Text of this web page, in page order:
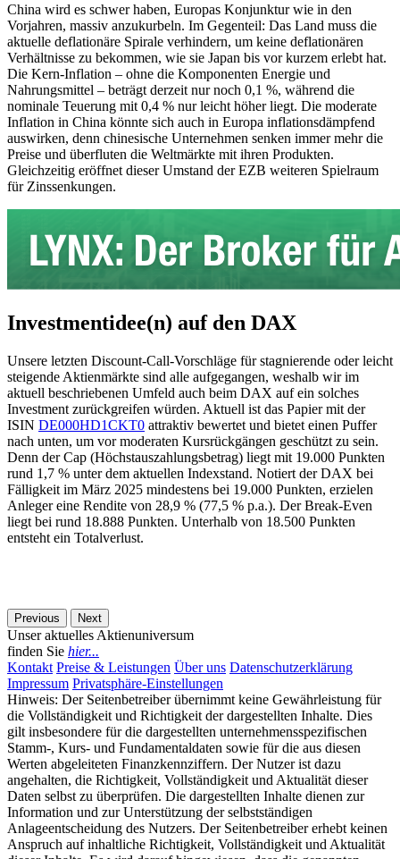
China wird es schwer haben, Europas Konjunktur wie in den
Vorjahren, massiv anzukurbeln. Im Gegenteil: Das Land muss die
aktuelle deflationäre Spirale verhindern, um keine deflationären
Verhältnisse zu bekommen, wie sie Japan bis vor kurzem erlebt hat.
Die Kern-Inflation – ohne die Komponenten Energie und
Nahrungsmittel – beträgt derzeit nur noch 0,1 %, während die
nominale Teuerung mit 0,4 % nur leicht höher liegt. Die moderate
Inflation in China könnte sich auch in Europa inflationsdämpfend
auswirken, denn chinesische Unternehmen senken immer mehr die
Preise und überfluten die Weltmärkte mit ihren Produkten.
Gleichzeitig eröffnet dieser Umstand der EZB weiteren Spielraum
für Zinssenkungen.
Investmentidee(n) auf den DAX
Unsere letzten Discount-Call-Vorschläge für stagnierende oder leicht
steigende Aktienmärkte sind alle aufgegangen, weshalb wir im
aktuell beschriebenen Umfeld auch beim DAX auf ein solches
Investment zurückgreifen würden. Aktuell ist das Papier mit der
ISIN DE000HD1CKT0 attraktiv bewertet und bietet einen Puffer
nach unten, um vor moderaten Kursrückgängen geschützt zu sein.
Denn der Cap (Höchstauszahlungsbetrag) liegt mit 19.000 Punkten
rund 1,7 % unter dem aktuellen Indexstand. Notiert der DAX bei
Fälligkeit im März 2025 mindestens bei 19.000 Punkten, erzielen
Anleger eine Rendite von 28,9 % (77,5 % p.a.). Der Break-Even
liegt bei rund 18.888 Punkten. Unterhalb von 18.500 Punkten
entsteht ein Totalverlust.
Previous Next
Unser aktuelles Aktienuniversum
finden Sie hier...
Kontakt Preise & Leistungen Über uns Datenschutzerklärung
Impressum Privatsphäre-Einstellungen
Hinweis: Der Seitenbetreiber übernimmt keine Gewährleistung für
die Vollständigkeit und Richtigkeit der dargestellten Inhalte. Dies
gilt insbesondere für die dargestellten unternehmensspezifischen
Stamm-, Kurs- und Fundamentaldaten sowie für die aus diesen
Werten abgeleiteten Finanzkennziffern. Der Nutzer ist dazu
angehalten, die Richtigkeit, Vollständigkeit und Aktualität dieser
Daten selbst zu überprüfen. Die dargestellten Inhalte dienen zur
Information und zur Unterstützung der selbstständigen
Anlageentscheidung des Nutzers. Der Seitenbetreiber erhebt keinen
Anspruch auf inhaltliche Richtigkeit, Vollständigkeit und Aktualität